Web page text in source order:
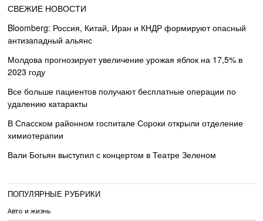
СВЕЖИЕ НОВОСТИ
Bloomberg: Россия, Китай, Иран и КНДР формируют опасный
антизападный альянс
Молдова прогнозирует увеличение урожая яблок на 17,5% в
2023 году
Все больше пациентов получают бесплатные операции по
удалению катаракты
В Спасском районном госпитале Сороки открыли отделение
химиотерапии
Вали Богьян выступил с концертом в Театре Зеленом
ПОПУЛЯРНЫЕ РУБРИКИ
Авто и жизнь